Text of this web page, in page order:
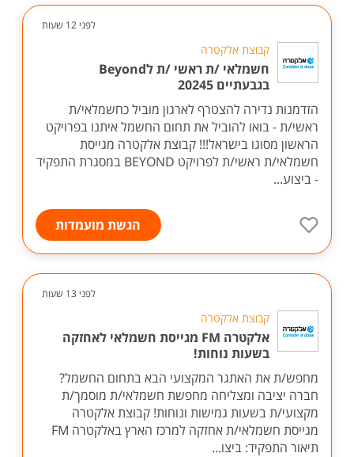
לפני 12 שעות
קבוצת אלקטרה
חשמלאי /ת ראשי /ת לBeyond
בגבעתיים 20245
הזדמנות נדירה להצטרף לארגון מוביל כחשמלאי/ת
ראשי/ת - בואו להוביל את תחום החשמל איתנו בפרויקט
הראשון מסוגו בישראל!!! קבוצת אלקטרה מגייסת
חשמלאי/ת ראשי/ת לפרויקט BEYOND במסגרת התפקיד
- ביצוע...
הגשת מועמדות
לפני 13 שעות
קבוצת אלקטרה
אלקטרה FM מגייסת חשמלאי לאחזקה
בשעות נוחות!
מחפש/ת את האתגר המקצועי הבא בתחום החשמל?
חברה יציבה ומצליחה מחפשת חשמלאי/ת מוסמך/ת
מקצועי/ת בשעות גמישות ונוחות! קבוצת אלקטרה
מגייסת חשמלאי/ת אחזקה למרכז הארץ באלקטרה FM
תיאור התפקיד: ביצו...